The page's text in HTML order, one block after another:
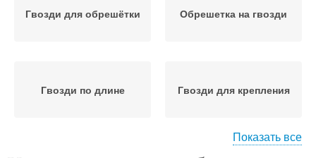
Гвозди для обрешётки Обрешетка на гвозди
Гвозди по длине Гвозди для крепления
Показать все